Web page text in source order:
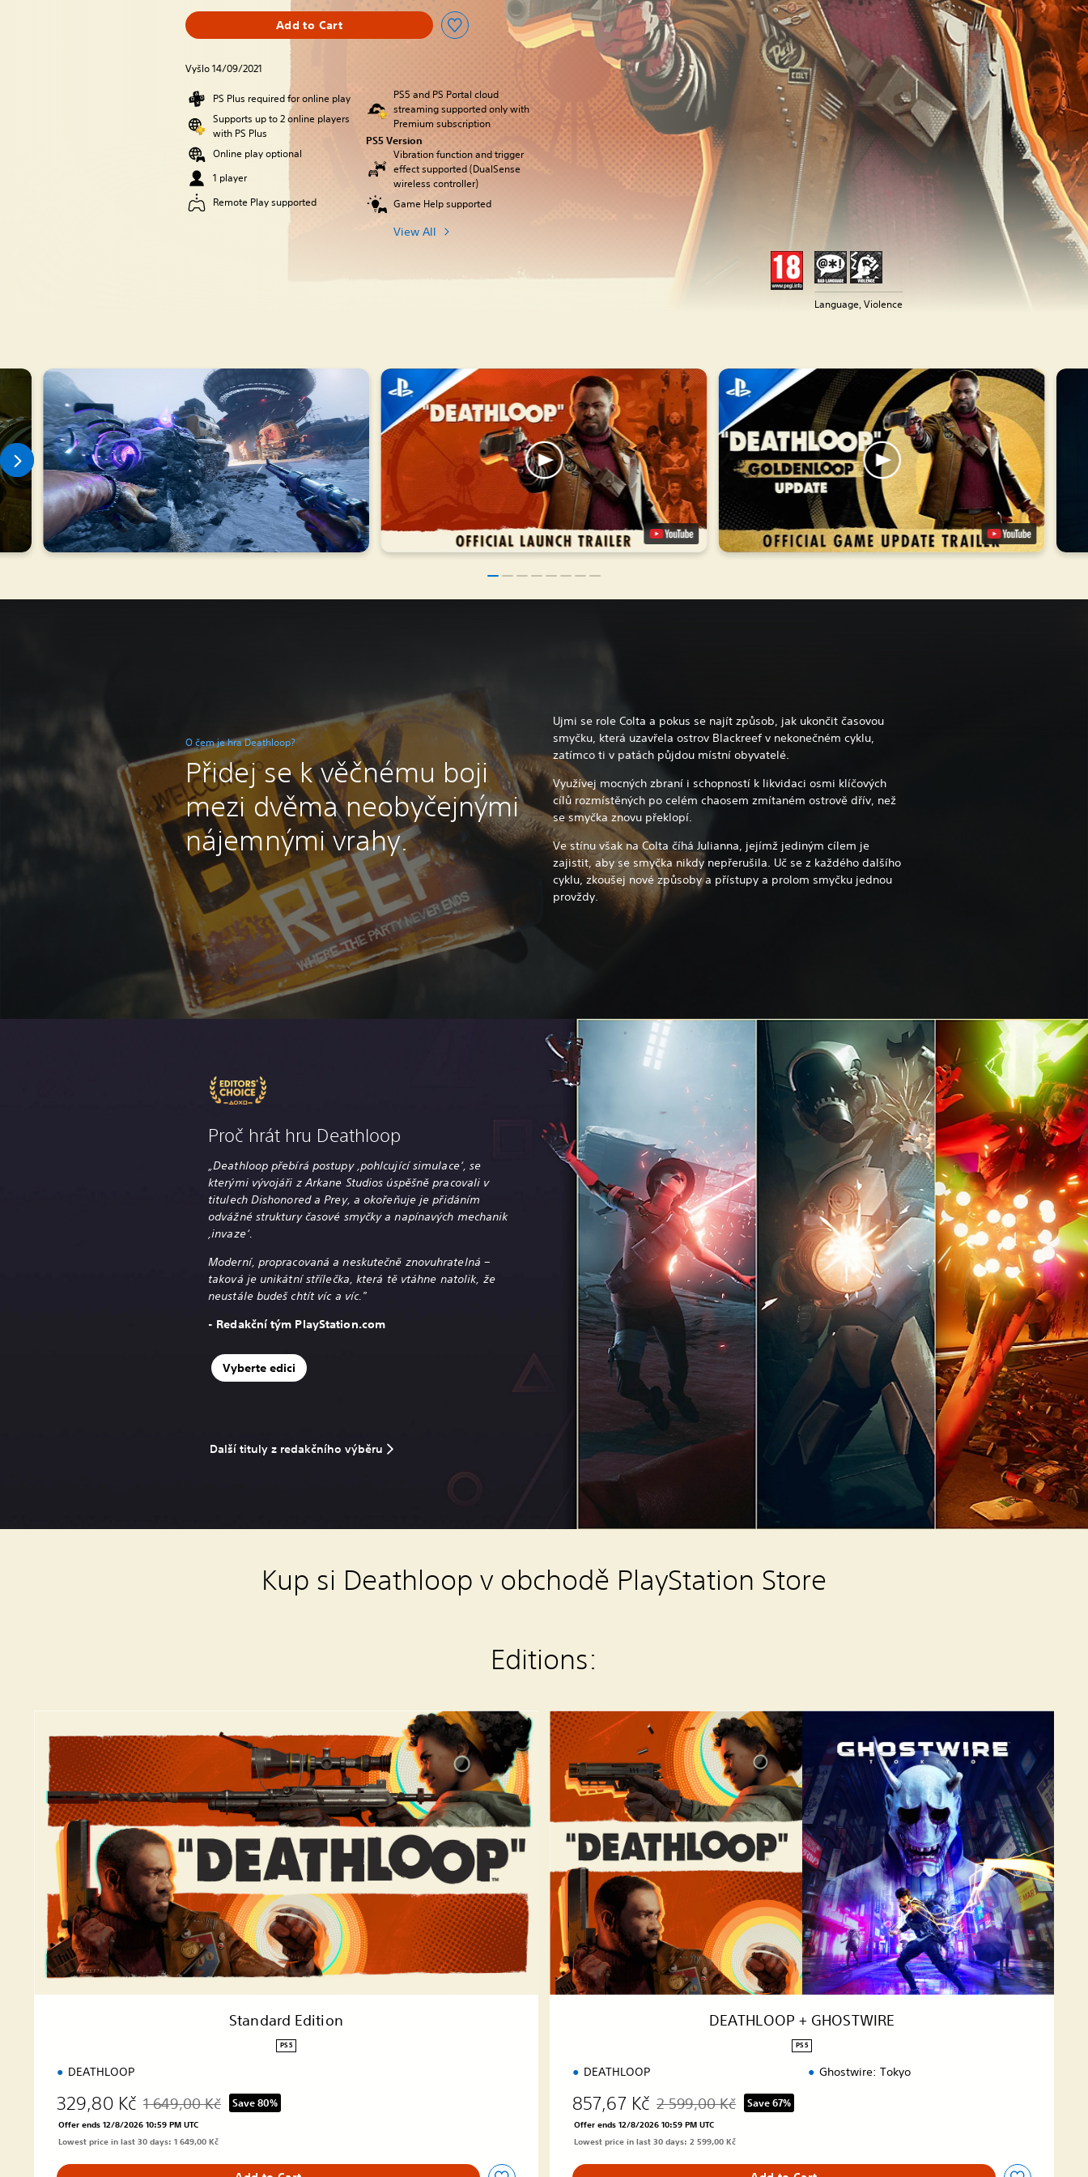
Add to Cart
Vyšlo 14/09/2021
PS Plus required for online play
Supports up to 2 online players
with PS Plus
Online play optional
1 player
Remote Play supported
PS5 and PS Portal cloud
streaming supported only with
Premium subscription
PS5 Version
Vibration function and trigger
effect supported (DualSense
wireless controller)
Game Help supported
View All
Language, Violence
O čem je hra Deathloop?
Přidej se k věčnému boji
mezi dvěma neobyčejnými
nájemnými vrahy.
Ujmi se role Colta a pokus se najít způsob, jak ukončit časovou
smyčku, která uzavřela ostrov Blackreef v nekonečném cyklu,
zatímco ti v patách půjdou místní obyvatelé.
Využívej mocných zbraní i schopností k likvidaci osmi klíčových
cílů rozmístěných po celém chaosem zmítaném ostrově dřív, než
se smyčka znovu překlopí.
Ve stínu však na Colta číhá Julianna, jejímž jediným cílem je
zajistit, aby se smyčka nikdy nepřerušila. Uč se z každého dalšího
cyklu, zkoušej nové způsoby a přístupy a prolom smyčku jednou
provždy.
Proč hrát hru Deathloop
„Deathloop přebírá postupy ‚pohlcující simulace‘, se
kterými vývojáři z Arkane Studios úspěšně pracovali v
titulech Dishonored a Prey, a okořeňuje je přidáním
odvážné struktury časové smyčky a napínavých mechanik
‚invaze‘.
Moderní, propracovaná a neskutečně znovuhratelná –
taková je unikátní střílečka, která tě vtáhne natolik, že
neustále budeš chtít víc a víc."
- Redakční tým PlayStation.com
Vyberte edici
Další tituly z redakčního výběru
Kup si Deathloop v obchodě PlayStation Store
Editions:
Standard Edition
PS5
DEATHLOOP
329,80 Kč Discounted from original price of 1 649,00 Kč
1 649,00 Kč Save 80%
Offer ends 12/8/2026 10:59 PM UTC
Lowest price in last 30 days: 1 649,00 Kč
D
E
A
O
+
G
H
O
W
I
DEATHLOOP + GHOSTWIRE
PS5
DEATHLOOP Ghostwire: Tokyo
857,67 Kč Discounted from original price of 2 599,00 Kč
2 599,00 Kč Save 67%
Offer ends 12/8/2026 10:59 PM UTC
Lowest price in last 30 days: 2 599,00 Kč